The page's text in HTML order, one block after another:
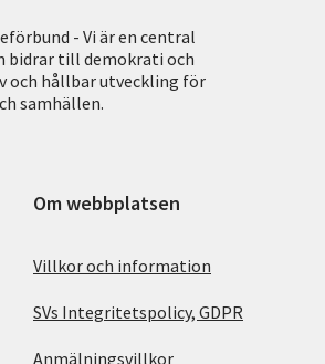
- Vi är en central
bidrar till demokrati och
och hållbar utveckling för
samhällen.
Om webbplatsen
Villkor och information
SVs Integritetspolicy, GDPR
Anmälningsvillkor